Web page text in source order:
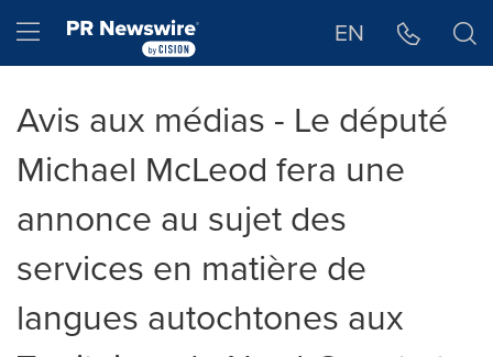
Hamburger menu EN
Avis aux médias - Le député
Michael McLeod fera une
annonce au sujet des
services en matière de
langues autochtones aux